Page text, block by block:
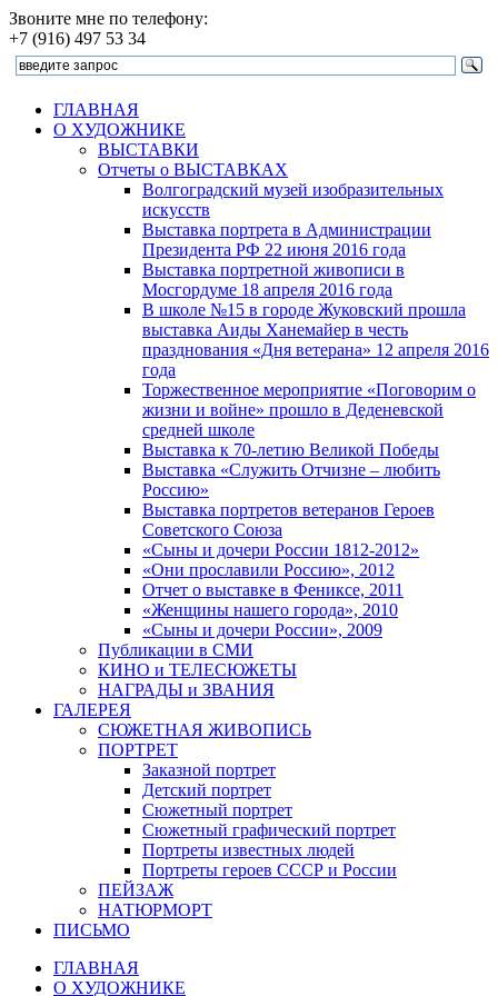
Звоните мне по телефону:
+7 (916) 497 53 34
ГЛАВНАЯ
О ХУДОЖНИКЕ
ВЫСТАВКИ
Отчеты о ВЫСТАВКАХ
Волгоградский музей изобразительных
искусств
Выставка портрета в Администрации
Президента РФ 22 июня 2016 года
Выставка портретной живописи в
Мосгордуме 18 апреля 2016 года
В школе №15 в городе Жуковский прошла
выставка Аиды Ханемайер в честь
празднования «Дня ветерана» 12 апреля 2016
года
Торжественное мероприятие «Поговорим о
жизни и войне» прошло в Деденевской
средней школе
Выставка к 70-летию Великой Победы
Выставка «Служить Отчизне – любить
Россию»
Выставка портретов ветеранов Героев
Советского Союза
«Сыны и дочери России 1812-2012»
«Они прославили Россию», 2012
Отчет о выставке в Фениксе, 2011
«Женщины нашего города», 2010
«Сыны и дочери России», 2009
Публикации в СМИ
КИНО и ТЕЛЕСЮЖЕТЫ
НАГРАДЫ и ЗВАНИЯ
ГАЛЕРЕЯ
СЮЖЕТНАЯ ЖИВОПИСЬ
ПОРТРЕТ
Заказной портрет
Детский портрет
Сюжетный портрет
Сюжетный графический портрет
Портреты известных людей
Портреты героев СССР и России
ПЕЙЗАЖ
НАТЮРМОРТ
ПИСЬМО
ГЛАВНАЯ
О ХУДОЖНИКЕ